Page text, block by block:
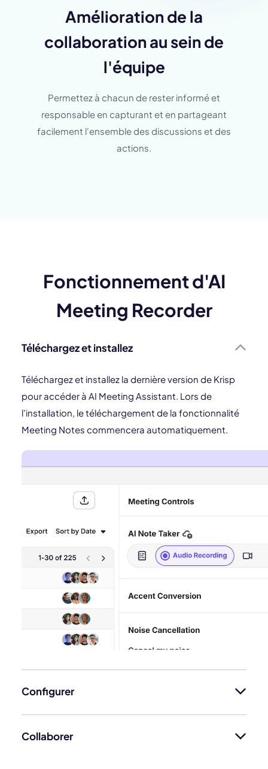
Amélioration de la
collaboration au sein de
l'équipe
Permettez à chacun de rester informé et
responsable en capturant et en partageant
facilement l'ensemble des discussions et des
actions.
Fonctionnement d'AI
Meeting Recorder
Téléchargez et installez
Téléchargez et installez la dernière version de Krisp
pour accéder à AI Meeting Assistant. Lors de
l'installation, le téléchargement de la fonctionnalité
Meeting Notes commencera automatiquement.
Configurer
Collaborer